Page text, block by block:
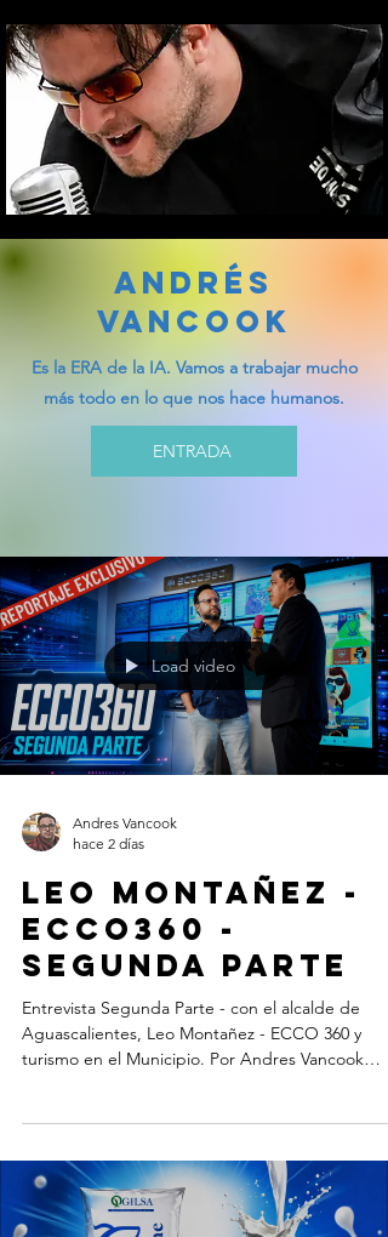
ANDRÉS
VANCOOK
Es la ERA de la IA. Vamos a trabajar mucho
más todo en lo que nos hace humanos.
ENTRADA
Load video
Andres Vancook
hace 2 días
Leo Montañez -
Ecco360 -
Segunda Parte
Entrevista Segunda Parte - con el alcalde de
Aguascalientes, Leo Montañez - ECCO 360 y
turismo en el Municipio. Por Andres Vancook